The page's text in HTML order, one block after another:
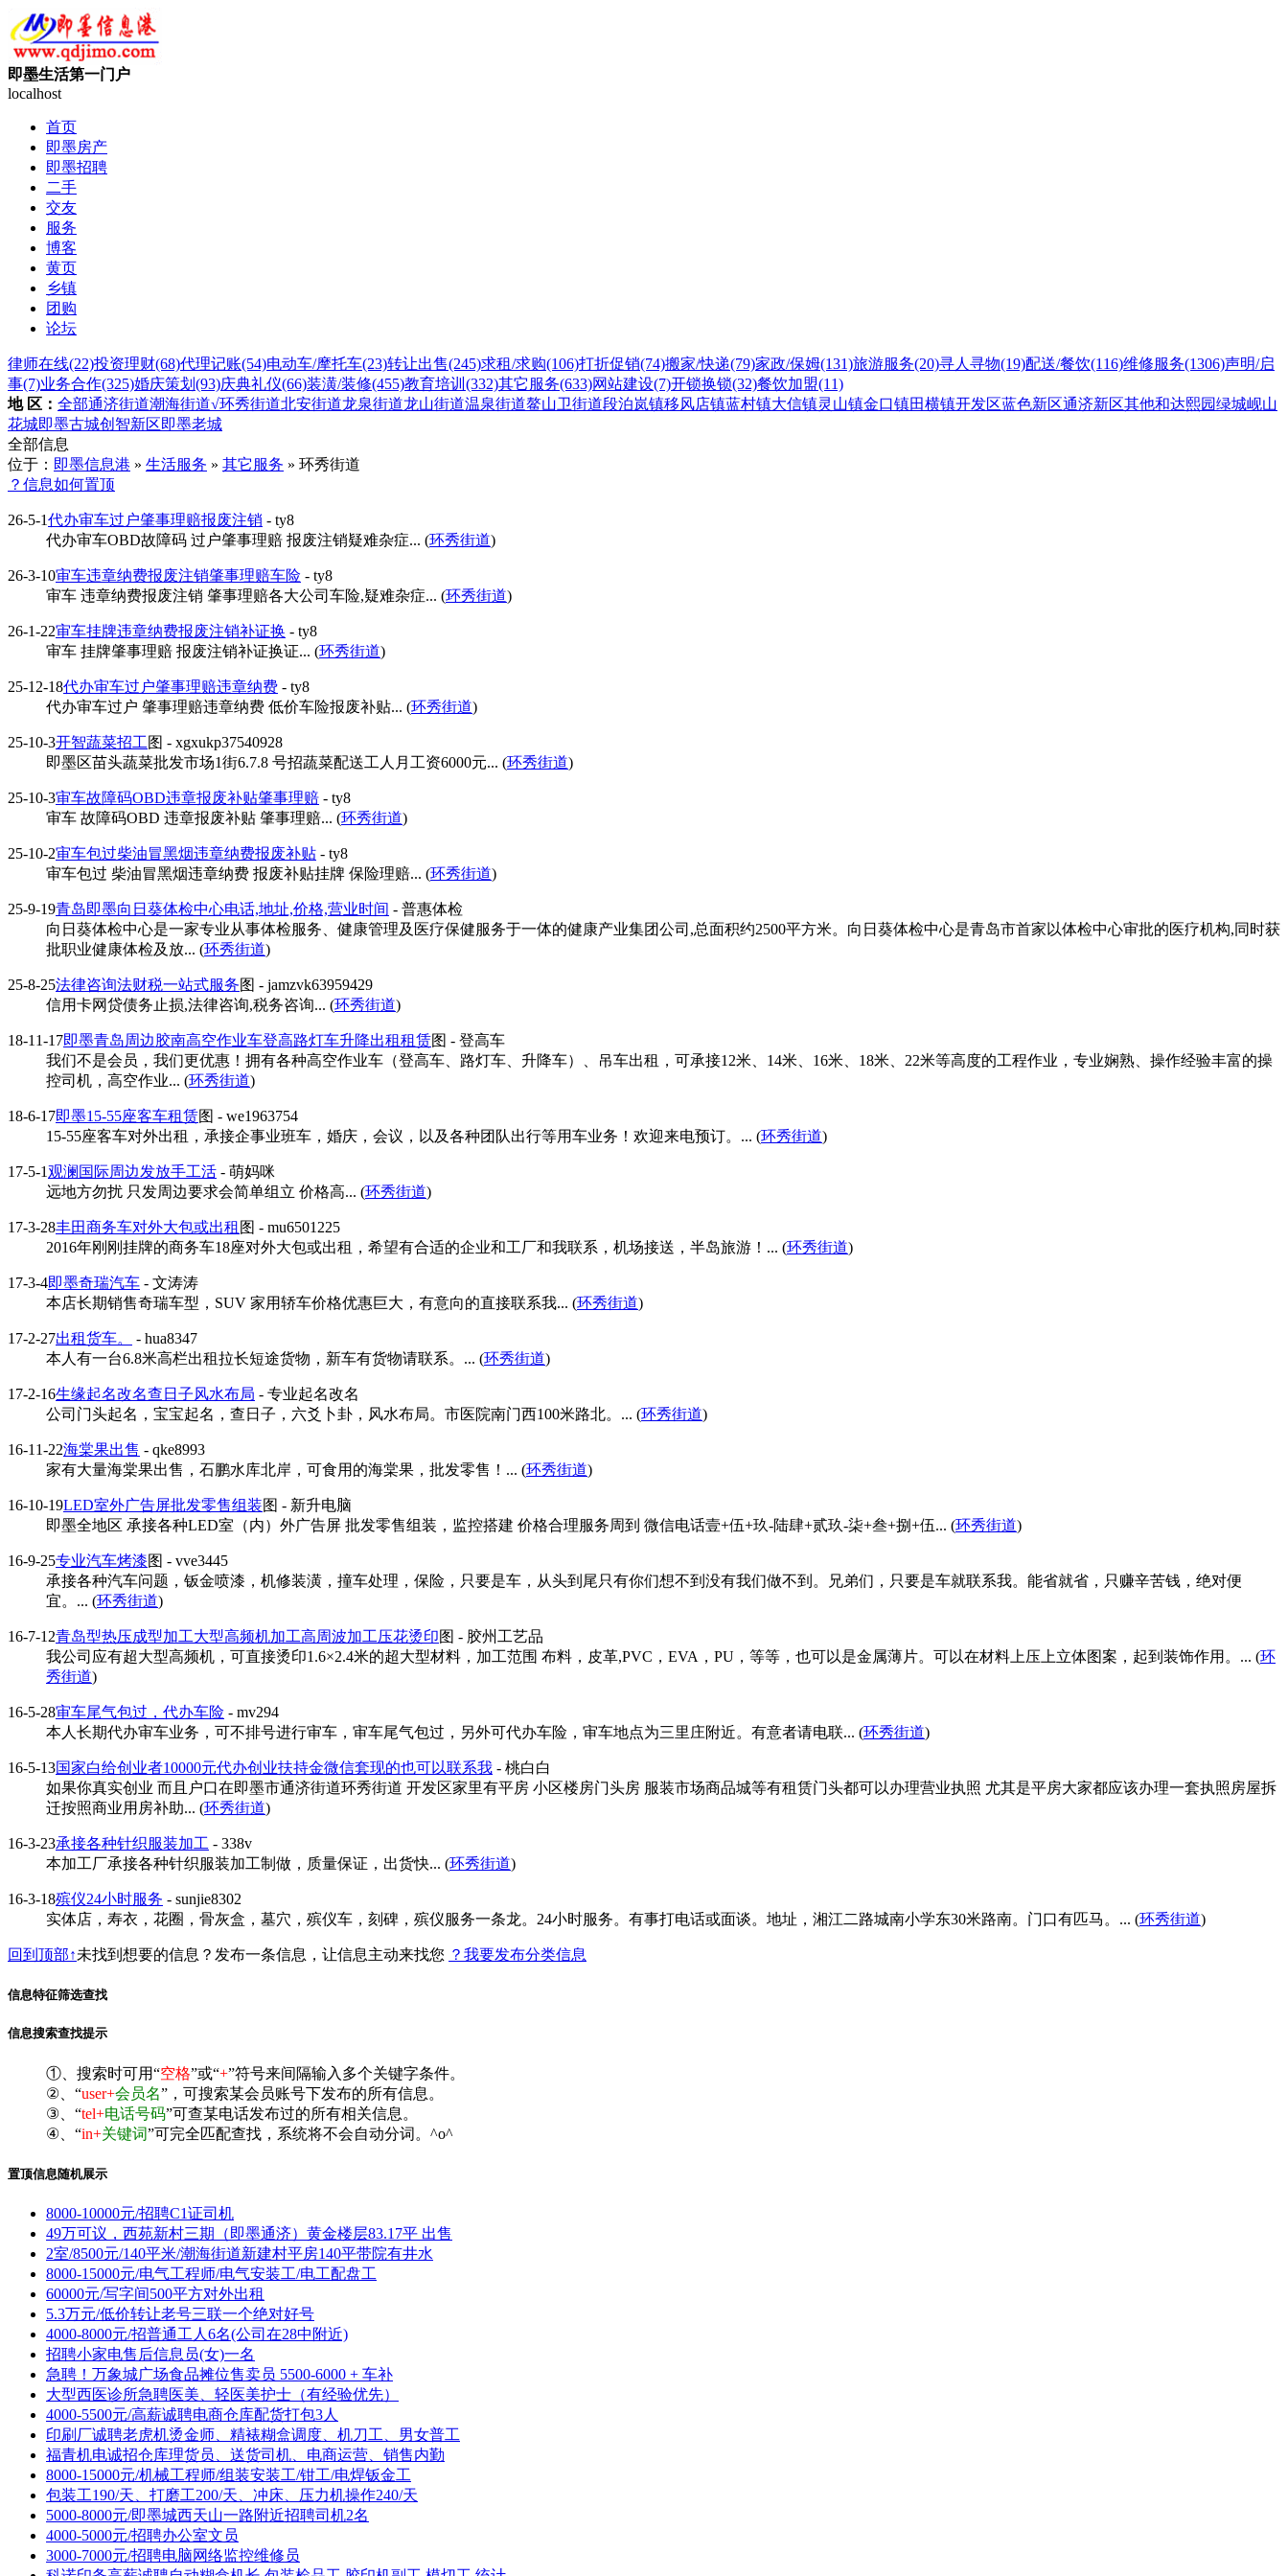
即墨生活第一门户
localhost
首页
即墨房产
即墨招聘
二手
交友
服务
博客
黄页
乡镇
团购
论坛
律师在线(22)投资理财(68)代理记账(54)电动车/摩托车(23)转让出售(245)求租/求购(106)打折促销(74)搬家/快递(79)家政/保姆(131)旅游服务(20)寻人寻物(19)配送/餐饮(116)维修服务(1306)声明/启
事(7)业务合作(325)婚庆策划 (93)庆典礼仪(66)装潢/装修(455)教育培训 (332)其它服务(633)网站建设(7)开锁换锁(32)餐饮加盟(11)
地 区： 全部通济街道潮海街道√环秀街道北安街道龙泉街道龙山街道温泉街道鳌山卫街道段泊岚镇移风店镇蓝村镇大信镇灵山镇金口镇田横镇开发区蓝色新区通济新区其他和达熙园绿城岘山
花城即墨古城创智新区即墨老城
全部信息
位于： 即墨信息港 » 生活服务 » 其它服务 » 环秀街道
？信息如何置顶
26-5-1代办审车过户肇事理赔报废注销 - ty8
代办审车OBD故障码 过户肇事理赔 报废注销疑难杂症... (环秀街道)
26-3-10审车违章纳费报废注销肇事理赔车险 - ty8
审车 违章纳费报废注销 肇事理赔各大公司车险,疑难杂症... (环秀街道)
26-1-22审车挂牌违章纳费报废注销补证换 - ty8
审车 挂牌肇事理赔 报废注销补证换证... (环秀街道)
25-12-18代办审车过户肇事理赔违章纳费 - ty8
代办审车过户 肇事理赔违章纳费 低价车险报废补贴... (环秀街道)
25-10-3开智蔬菜招工图 - xgxukp37540928
即墨区苗头蔬菜批发市场1街6.7.8 号招蔬菜配送工人月工资6000元... (环秀街道)
25-10-3审车故障码OBD违章报废补贴肇事理赔 - ty8
审车 故障码OBD 违章报废补贴 肇事理赔... (环秀街道)
25-10-2审车包过柴油冒黑烟违章纳费报废补贴 - ty8
审车包过 柴油冒黑烟违章纳费 报废补贴挂牌 保险理赔... (环秀街道)
25-9-19青岛即墨向日葵体检中心电话,地址,价格,营业时间 - 普惠体检
向日葵体检中心是一家专业从事体检服务、健康管理及医疗保健服务于一体的健康产业集团公司,总面积约2500平方米。向日葵体检中心是青岛市首家以体检中心审批的医疗机构,同时获
批职业健康体检及放... (环秀街道)
25-8-25法律咨询法财税一站式服务图 - jamzvk63959429
信用卡网贷债务止损,法律咨询,税务咨询... (环秀街道)
18-11-17即墨青岛周边胶南高空作业车登高路灯车升降出租租赁图 - 登高车
我们不是会员，我们更优惠！拥有各种高空作业车（登高车、路灯车、升降车）、吊车出租，可承接12米、14米、16米、18米、22米等高度的工程作业，专业娴熟、操作经验丰富的操
控司机，高空作业... (环秀街道)
18-6-17即墨15-55座客车租赁图 - we1963754
15-55座客车对外出租，承接企事业班车，婚庆，会议，以及各种团队出行等用车业务！欢迎来电预订。... (环秀街道)
17-5-1观澜国际周边发放手工活 - 萌妈咪
远地方勿扰 只发周边要求会简单组立 价格高... (环秀街道)
17-3-28丰田商务车对外大包或出租 图 - mu6501225
2016年刚刚挂牌的商务车18座对外大包或出租，希望有合适的企业和工厂和我联系，机场接送，半岛旅游！... (环秀街道)
17-3-4即墨奇瑞汽车 - 文涛涛
本店长期销售奇瑞车型，SUV 家用轿车价格优惠巨大，有意向的直接联系我... (环秀街道)
17-2-27出租货车。
- hua8347
本人有一台6.8米高栏出租拉长短途货物，新车有货物请联系。... (环秀街道)
17-2-16生缘起名改名查日子风水布局 - 专业起名改名
公司门头起名，宝宝起名，查日子，六爻卜卦，风水布局。市医院南门西100米路北。... (环秀街道)
16-11-22海棠果出售 - qke8993
家有大量海棠果出售，石鹏水库北岸，可食用的海棠果，批发零售！... (环秀街道)
16-10-19LED室外广告屏批发零售组装图 - 新升电脑
即墨全地区 承接各种LED室（内）外广告屏 批发零售组装，监控搭建 价格合理服务周到 微信电话壹+伍+玖-陆肆+贰玖-柒+叁+捌+伍... (环秀街道)
16-9-25专业汽车烤漆图 - vve3445
承接各种汽车问题，钣金喷漆，机修装潢，撞车处理，保险，只要是车，从头到尾只有你们想不到没有我们做不到。兄弟们，只要是车就联系我。能省就省，只赚辛苦钱，绝对便
宜。... (环秀街道)
16-7-12青岛型热压成型加工大型高频机加工高周波加工压花烫印图 - 胶州工艺品
我公司应有超大型高频机，可直接烫印1.6×2.4米的超大型材料，加工范围 布料，皮革,PVC，EVA，PU，等等，也可以是金属薄片。可以在材料上压上立体图案，起到装饰作用。... (环
秀街道)
16-5-28审车尾气包过，代办车险 - mv294
本人长期代办审车业务，可不排号进行审车，审车尾气包过，另外可代办车险，审车地点为三里庄附近。有意者请电联... (环秀街道)
16-5-13国家白给创业者10000元代办创业扶持金微信套现的也可以联系我 - 桃白白
如果你真实创业 而且户口在即墨市通济街道环秀街道 开发区家里有平房 小区楼房门头房 服装市场商品城等有租赁门头都可以办理营业执照 尤其是平房大家都应该办理一套执照房屋拆
迁按照商业用房补助... (环秀街道)
16-3-23承接各种针织服装加工 - 338v
本加工厂承接各种针织服装加工制做，质量保证，出货快... (环秀街道)
16-3-18殡仪24小时服务 - sunjie8302
实体店，寿衣，花圈，骨灰盒，墓穴，殡仪车，刻碑，殡仪服务一条龙。24小时服务。有事打电话或面谈。地址，湘江二路城南小学东30米路南。门口有匹马。... (环秀街道)
回到顶部↑未找到想要的信息？发布一条信息，让信息主动来找您 ？我要发布分类信息
信息特征筛选查找
信息搜索查找提示
①、搜索时可用“空格”或“+”符号来间隔输入多个关键字条件。
②、“user+会员名”，可搜索某会员账号下发布的所有信息。
③、“tel+电话号码”可查某电话发布过的所有相关信息。
④、“in+关键词”可完全匹配查找，系统将不会自动分词。^o^
置顶信息随机展示
8000-10000元/招聘C1证司机
49万可议，西苑新村三期（即墨通济）黄金楼层83.17平 出售
2室/8500元/140平米/潮海街道新建村平房140平带院有井水
8000-15000元/电气工程师/电气安装工/电工配盘工
60000元/写字间500平方对外出租
5.3万元/低价转让老号三联一个绝对好号
4000-8000元/招普通工人6名(公司在28中附近)
招聘小家电售后信息员(女)一名
急聘！万象城广场食品摊位售卖员 5500-6000 + 车补
大型西医诊所急聘医美、轻医美护士（有经验优先）
4000-5500元/高薪诚聘电商仓库配货打包3人
印刷厂诚聘老虎机烫金师、精裱糊盒调度、机刀工、男女普工
福青机电诚招仓库理货员、送货司机、电商运营、销售内勤
8000-15000元/机械工程师/组装安装工/钳工/电焊钣金工
包装工190/天、打磨工200/天、冲床、压力机操作240/天
5000-8000元/即墨城西天山一路附近招聘司机2名
4000-5000元/招聘办公室文员
3000-7000元/招聘电脑网络监控维修员